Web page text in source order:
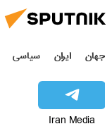
جهان ایران سیاسی
Iran Media